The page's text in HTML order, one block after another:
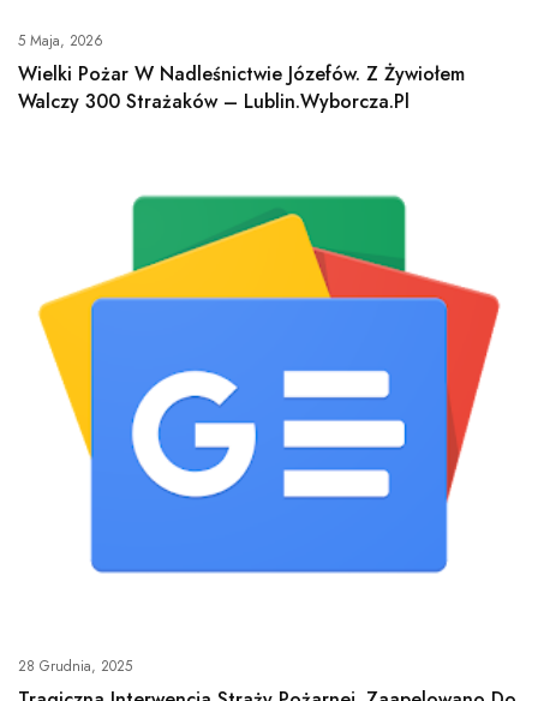
5 Maja, 2026
Wielki Pożar W Nadleśnictwie Józefów. Z Żywiołem
Walczy 300 Strażaków – Lublin.Wyborcza.pl
28 Grudnia, 2025